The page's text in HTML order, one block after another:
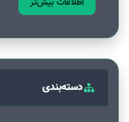
اطلاعات بیش‌تر
دسته‌بندی